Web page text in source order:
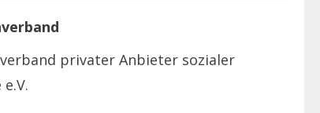
privater Anbieter sozialer